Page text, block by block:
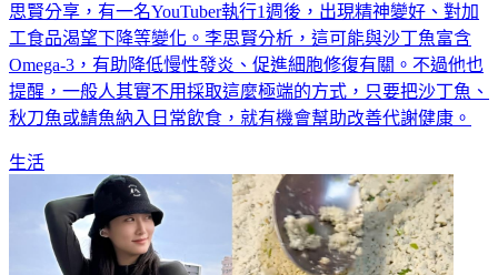
思賢分享，有一名YouTuber執行1週後，出現精神變好、對加
工食品渴望下降等變化。李思賢分析，這可能與沙丁魚富含
Omega-3，有助降低慢性發炎、促進細胞修復有關。不過他也
提醒，一般人其實不用採取這麼極端的方式，只要把沙丁魚、
秋刀魚或鯖魚納入日常飲食，就有機會幫助改善代謝健康。
生活